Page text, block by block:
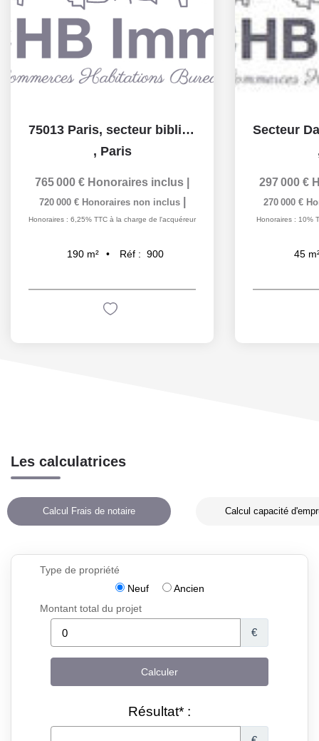
75013 Paris, secteur bibliothèque François Mitterrand,...
, Paris
765 000 € Honoraires inclus
720 000 € Honoraires non inclus
Honoraires : 6,25% TTC à la charge de l'acquéreur
190 m² Réf : 900
297 000 €
270 000 €
Honoraires : 10%
45
Les calculatrices
Calcul Frais de notaire Calcul capacité